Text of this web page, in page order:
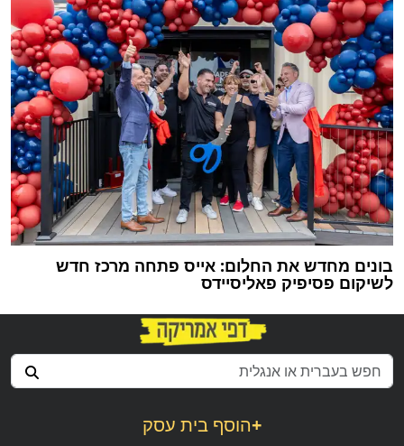
בונים מחדש את החלום: אייס פתחה מרכז חדש
לשיקום פסיפיק פאליסיידס
הוסף בית עסק+